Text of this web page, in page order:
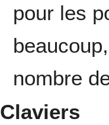
pour les
nombre
Claviers